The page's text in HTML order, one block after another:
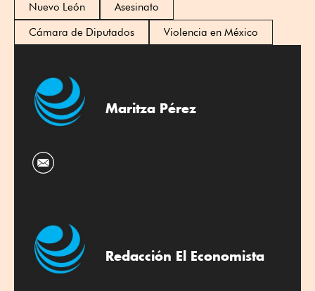
Nuevo León
Asesinato
Cámara de Diputados
Violencia en México
Maritza Pérez
Redacción El Economista